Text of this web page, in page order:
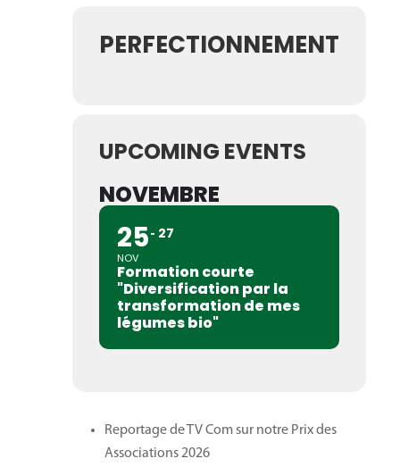
PERFECTIONNEMENT
UPCOMING EVENTS
NOVEMBRE
25
NOV
27
Formation courte
"Diversification par la
transformation de mes
légumes bio"
Reportage de TV Com sur notre Prix des
Associations 2026